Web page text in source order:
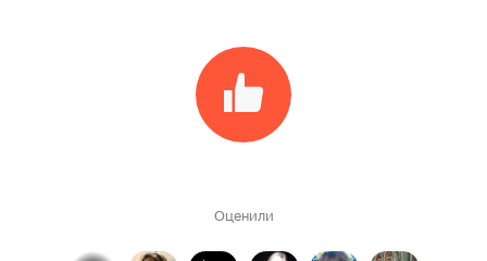
Оценили